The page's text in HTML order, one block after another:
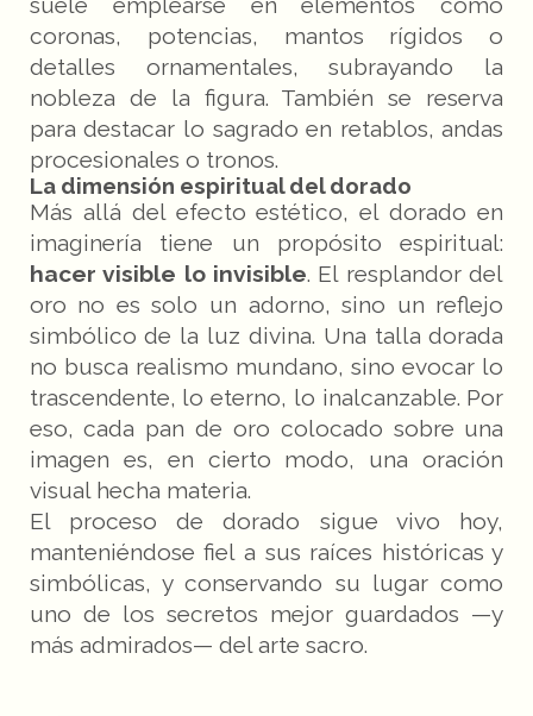
coronas, potencias, mantos rígidos o
detalles ornamentales, subrayando la
nobleza de la figura. También se reserva
para destacar lo sagrado en retablos, andas
procesionales o tronos.
La dimensión espiritual del dorado
Más allá del efecto estético, el dorado en
imaginería tiene un propósito espiritual:
hacer visible lo invisible. El resplandor del
oro no es solo un adorno, sino un reflejo
simbólico de la luz divina. Una talla dorada
no busca realismo mundano, sino evocar lo
trascendente, lo eterno, lo inalcanzable. Por
eso, cada pan de oro colocado sobre una
imagen es, en cierto modo, una oración
visual hecha materia.
El proceso de dorado sigue vivo hoy,
manteniéndose fiel a sus raíces históricas y
simbólicas, y conservando su lugar como
uno de los secretos mejor guardados —y
más admirados— del arte sacro.